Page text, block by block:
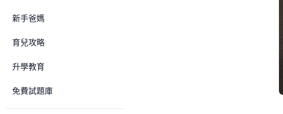
新手爸媽
育兒攻略
升學教育
免費試題庫